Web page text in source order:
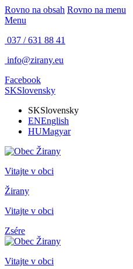
Rovno na obsah Rovno na menu
Menu
037 / 631 88 41
info@zirany.eu
Facebook
SKSlovensky
SKSlovensky
ENEnglish
HUMagyar
Vitajte v obci
Žirany
Vitajte v obci
Zsére
Vitajte v obci